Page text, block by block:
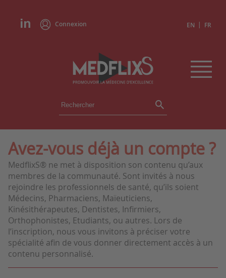
Connexion EN | FR
ÉVÉNEMENTS
INSTITUTIONS
ACADÉMIES
EXPERTS
REVUES DE PRESSE
CONGRÈS EN RÉSUMÉ
Avez-vous déjà un compte ?
MedflixS® ne met à disposition son contenu qu’aux
membres de la communauté. Sont invités à nous
rejoindre les professionnels de santé, qu’ils soient
Médecins, Pharmaciens, Maïeuticiens,
Kinésithérapeutes, Dentistes, Infirmiers,
Orthophonistes, Etudiants, ou autres. Lors de
l’inscription, nous vous invitons à préciser votre
spécialité afin de vous donner directement accès à un
contenu personnalisé.